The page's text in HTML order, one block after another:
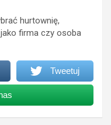
hurtownię,
firma czy osoba
Tweetuj